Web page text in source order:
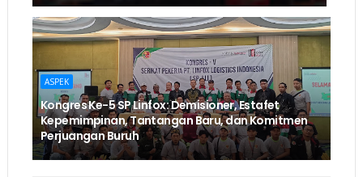
ASPEK
Kongres Ke-5 SP Linfox: Demisioner, Estafet
Kepemimpinan, Tantangan Baru, dan Komitmen
Perjuangan Buruh